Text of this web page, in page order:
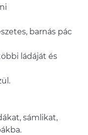
barnás pác
ládáját és
sámlikat,